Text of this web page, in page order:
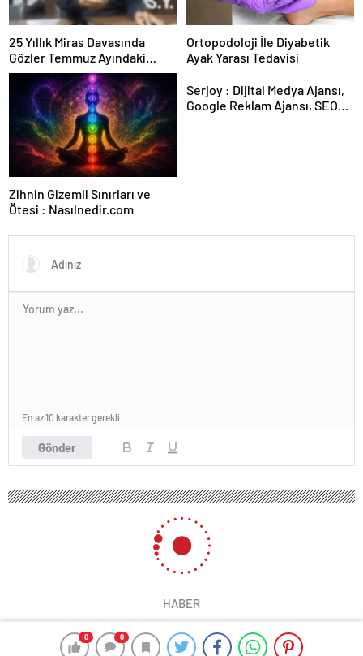
0 0
25 Yıllık Miras Davasında
Gözler Temmuz Ayındaki
Karar Duruşmasına Çevrildi
Ortopodoloji İle Diyabetik
Ayak Yarası Tedavisi
Zihnin Gizemli Sınırları ve
Ötesi : Nasılnedir.com
Serjoy : Dijital Medya Ajansı,
Google Reklam Ajansı, SEO
Gönder
En az 10 karakter gerekli
HABER